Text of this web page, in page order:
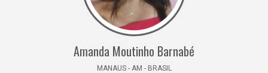
Amanda Moutinho Barnabé
MANAUS - AM - BRASIL